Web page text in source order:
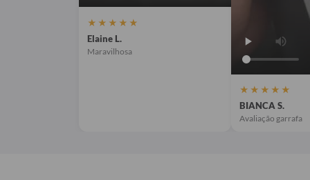
★★★★★
Elaine L.
Maravilhosa
★★★★★
BIANCA S.
Avaliação garrafa